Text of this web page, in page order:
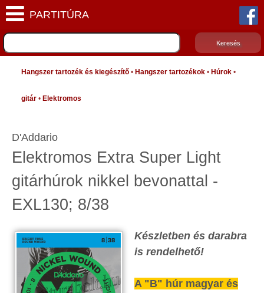
Hangszer tartozék és kiegészítő • Hangszer tartozékok • Húrok •
gitár • Elektromos
D'Addario
Elektromos Extra Super Light
gitárhúrok nikkel bevonattal -
EXL130; 8/38
Készletben és darabra
is rendelhető!
A "B" húr magyar és